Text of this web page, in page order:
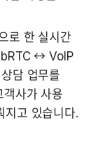
로 한 실시간
↔ VoIP
담 업무를
사가 사용
고 있습니다.